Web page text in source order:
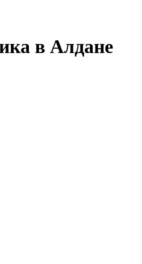
в Алдане